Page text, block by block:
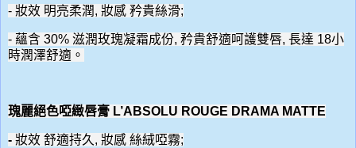
- 妝效 明亮柔潤, 妝感 矜貴絲滑;
- 蘊含 30% 滋潤玫瑰凝霜成份, 矜貴舒適呵護雙唇, 長達 18小
時潤澤舒適。
瑰麗絕色啞緻唇膏 L’ABSOLU ROUGE DRAMA MATTE
- 妝效 舒適持久 , 妝感 絲絨啞霧;